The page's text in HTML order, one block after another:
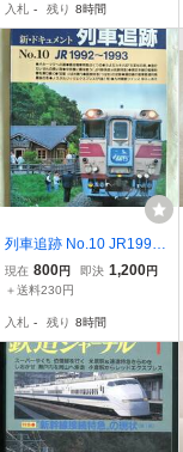
入札 - 残り 8時間
列車追跡 No.10 JR199
2〜1993
現在 800円 即決 1,200円
＋送料230円
入札 - 残り 8時間